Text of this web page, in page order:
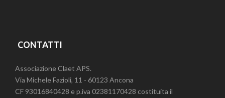
CONTATTI
Associazione Claet APS.
Via Michele Fazioli, 11 - 60123 Ancona
CF 93016840428 e p.iva 02381170428 costituita il